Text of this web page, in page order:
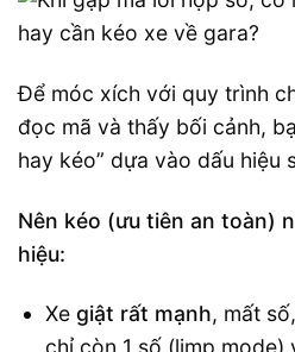
Để móc xích với quy trình
đọc mã và thấy bối cảnh,
hay kéo” dựa vào dấu hiệu
Nên kéo (ưu tiên an toàn)
hiệu:
Xe giật rất mạnh, mất